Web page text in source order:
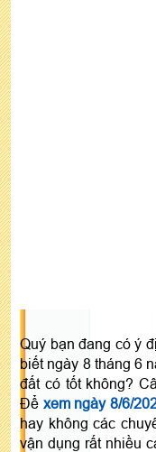
Quý bạn đang có ý
biết ngày 8 tháng 6
đất có tốt không?
Để xem ngày 8/6/
hay không các
vận dụng rất nhiều